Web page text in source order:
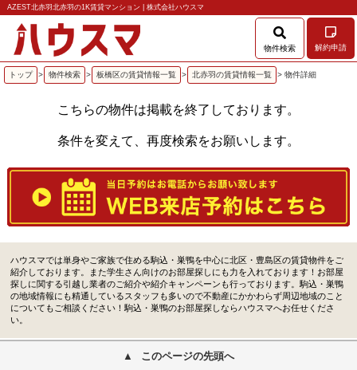
AZEST北赤羽北赤羽の1K賃貸マンション | 株式会社ハウスマ
物件検索 解約申請
トップ > 物件検索 > 板橋区の賃貸情報一覧 > 北赤羽の賃貸情報一覧 > 物件詳細
こちらの物件は掲載を終了しております。
条件を変えて、再度検索をお願いします。
ハウスマでは単身やご家族で住める駒込・巣鴨を中心に北区・豊島区の賃貸物件をご
紹介しております。また学生さん向けのお部屋探しにも力を入れております！お部屋
探しに関する引越し業者のご紹介や紹介キャンペーンも行っております。駒込・巣鴨
の地域情報にも精通しているスタッフも多いので不動産にかかわらず周辺地域のこと
についてもご相談ください！駒込・巣鴨のお部屋探しならハウスマへお任せくださ
い。
このページの先頭へ